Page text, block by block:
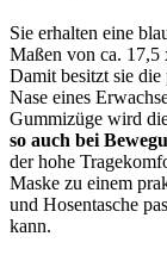
Sie erhalten eine
Maßen von ca. 17,5
Damit besitzt sie
Nase eines
Gummizüge wird
so auch bei
der hohe
Maske zu einem
und Hosentasche
kann.